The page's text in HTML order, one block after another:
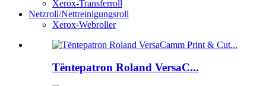
Xerox-Transferroll
Netzroll/Nettreinigungsroll
Xerox-Webroller
Tëntepatron Roland VersaC...